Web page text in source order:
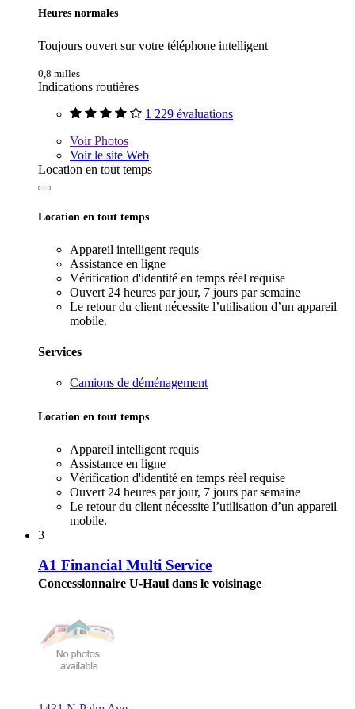
Heures normales
Toujours ouvert sur votre téléphone intelligent
0,8 milles
Indications routières
1 229 évaluations
VoirPhotos
Voir le site Web
Location en tout temps
Location en tout temps
Appareil intelligent requis
Assistance en ligne
Vérification d'identité en temps réel requise
Ouvert 24 heures par jour, 7 jours par semaine
Le retour du client nécessite l’utilisation d’un appareil
mobile.
Services
Camions de déménagement
Location en tout temps
Appareil intelligent requis
Assistance en ligne
Vérification d'identité en temps réel requise
Ouvert 24 heures par jour, 7 jours par semaine
Le retour du client nécessite l’utilisation d’un appareil
mobile.
3
A1 Financial Multi Service
Concessionnaire U-Haul dans le voisinage